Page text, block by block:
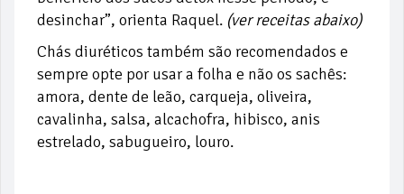
desinchar”, orienta Raquel. (ver receitas abaixo)
Chás diuréticos também são recomendados e
sempre opte por usar a folha e não os sachês:
amora, dente de leão, carqueja, oliveira,
cavalinha, salsa, alcachofra, hibisco, anis
estrelado, sabugueiro, louro.